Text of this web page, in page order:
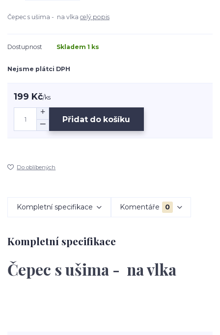
Čepec s ušima - na vlka celý popis
Dostupnost Skladem 1 ks
Nejsme plátci DPH
199 Kč/ks
Přidat do košíku
Do oblíbených
Kompletní specifikace Komentáře 0
Kompletní specifikace
Čepec s ušima - na vlka